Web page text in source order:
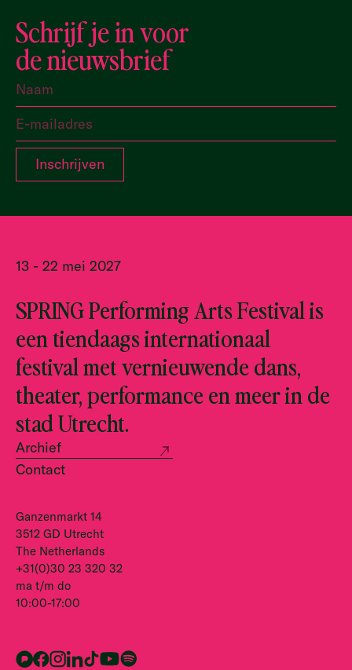
Schrijf je in voor
de nieuwsbrief
13 - 22 mei 2027
SPRING Performing Arts Festival is
een tiendaags internationaal
festival met vernieuwende dans,
theater, performance en meer in de
stad Utrecht.
Archief
Contact
Ganzenmarkt 14
3512 GD Utrecht
The Netherlands
+31(0)30 23 320 32
ma t/m do
10:00-17:00